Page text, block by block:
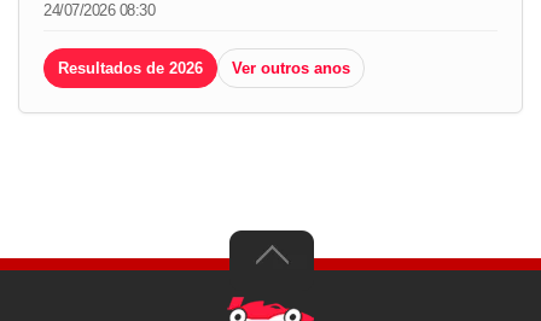
24/07/2026 08:30
Resultados de 2026 Ver outros anos